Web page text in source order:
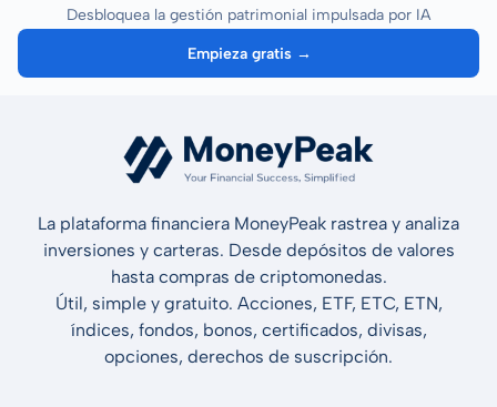
Desbloquea la gestión patrimonial impulsada por IA
Empieza gratis →
La plataforma financiera MoneyPeak rastrea y analiza
inversiones y carteras. Desde depósitos de valores
hasta compras de criptomonedas.
Útil, simple y gratuito. Acciones, ETF, ETC, ETN,
índices, fondos, bonos, certificados, divisas,
opciones, derechos de suscripción.